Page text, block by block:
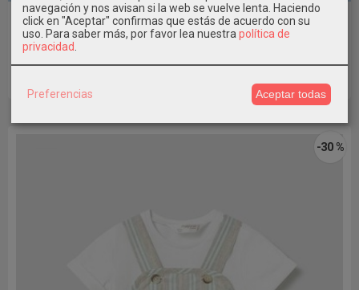
Pantalón largo Bebé niño Mayoral
-30 %
navegación y nos avisan si la web se vuelve lenta. Haciendo
click en "Aceptar" confirmas que estás de acuerdo con su
uso. Para saber más, por favor lea nuestra política de
privacidad
Preferencias Aceptar todas